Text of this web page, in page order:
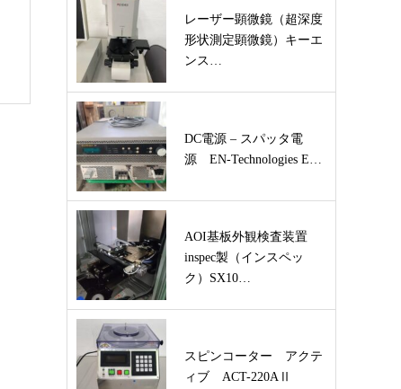
レーザー顕微鏡（超深度
形状測定顕微鏡）キーエ
ンス…
DC電源 – スパッタ電
源 EN-Technologies E…
AOI基板外観検査装置
inspec製（インスペッ
ク）SX10…
スピンコーター アクテ
ィブ ACT-220AⅡ